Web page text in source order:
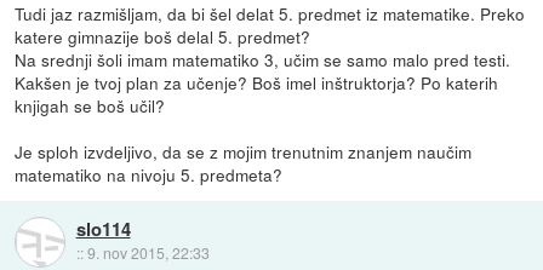
Tudi jaz razmišljam, da bi šel delat 5. predmet iz matematike. Preko
katere gimnazije boš delal 5. predmet?
Na srednji šoli imam matematiko 3, učim se samo malo pred testi.
Kakšen je tvoj plan za učenje? Boš imel inštruktorja? Po katerih
knjigah se boš učil?
Je sploh izvdeljivo, da se z mojim trenutnim znanjem naučim
matematiko na nivoju 5. predmeta?
slo114
::9. nov 2015, 22:33